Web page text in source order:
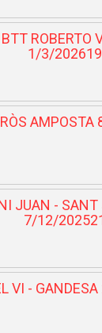
ROBERTO
1/3/202619
JUAN -
7/12/
VI -